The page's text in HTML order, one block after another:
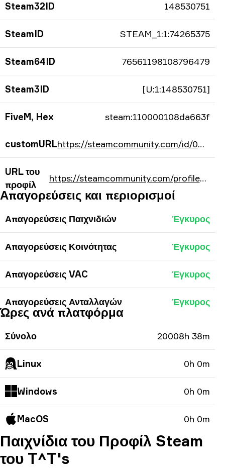
Steam32ID 148530751
SteamID STEAM_1:1:74265375
Steam64ID 76561198108796479
Steam3ID [U:1:148530751]
FiveM, Hex steam:110000108da663f
customURL https://steamcommunity.com/id/0QAQ01/
URL του
προφίλ
https://steamcommunity.com/profiles/76561198108796479/
Απαγορεύσεις και περιορισμοί
Απαγορεύσεις Παιχνιδιών Έγκυρος
Απαγορεύσεις Κοινότητας Έγκυρος
Απαγορεύσεις VAC Έγκυρος
Απαγορεύσεις Ανταλλαγών Έγκυρος
Ώρες ανά πλατφόρμα
Σύνολο 20008h 38m
Linux 0h 0m
Windows 0h 0m
MacOS 0h 0m
Παιχνίδια του Προφίλ Steam
του T^T's